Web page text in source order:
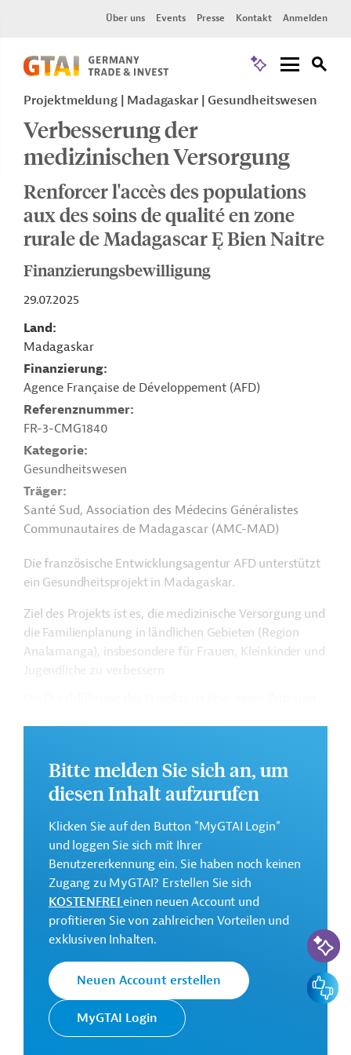
Über uns Events Presse Kontakt Anmelden
Projektmeldung Madagaskar Gesundheitswesen
Verbesserung der
medizinischen Versorgung
Renforcer l'accès des populations
aux des soins de qualité en zone
rurale de Madagascar Ę Bien Naitre
Finanzierungsbewilligung
29.07.2025
Land
Madagaskar
Finanzierung
Agence Française de Développement (AFD)
Referenznummer
FR-3-CMG1840
Kategorie
Gesundheitswesen
Träger
Santé Sud, Association des Médecins Généralistes
Communautaires de Madagascar (AMC-MAD)
Die französische Entwicklungsagentur AFD unterstützt
ein Gesundheitsprojekt in Madagaskar.
Ziel des Projekts ist es, die medizinische Versorgung und
die Familienplanung in ländlichen Gebieten (Region
Analamanga), insbesondere für Frauen, Kleinkinder und
Jugendliche zu verbessern
finden Sie auf derWebseite der AFD.
GTAI informiert über dieAFD: Schwerpunkte,
Geschäftsanbahnung.
Gesamtkosten:
1,3 Millionen Euro
Geberbeitrag:
0,9 Millionen Euro
Kontaktadressen
Bitte melden Sie sich an, um
diesen Inhalt aufzurufen
Klicken Sie auf den Button "MyGTAI Login"
und loggen Sie sich mit Ihrer
Benutzererkennung ein. Sie haben noch keinen
Zugang zu MyGTAI? Erstellen Sie sich
KOSTENFREIeinen neuen Account und
profitieren Sie von zahlreichen Vorteilen und
exklusiven Inhalten.
Neuen Account erstellen
MyGTAI Login
KI-